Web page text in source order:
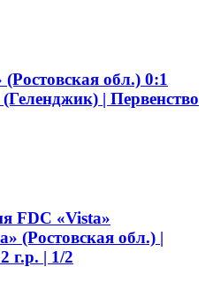
обл.) 0:1
| Первенство
FDC «Vista»
(Ростовская обл.) |
г.р. | 1/2